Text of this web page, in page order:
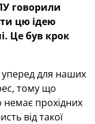
говорили
цю ідею
Це був крок
для наших
тому що
немає прохідних
від такої